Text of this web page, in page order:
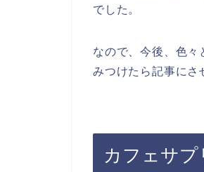
でした。
なので、今後、色々
みつけたら記事にさ
カフェサ